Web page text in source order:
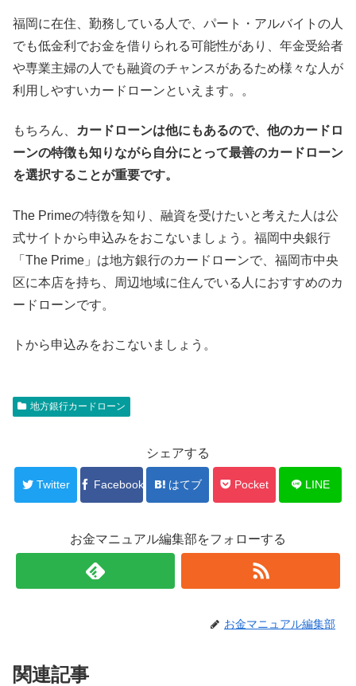
福岡に在住、勤務している人で、パート・アルバイトの人
でも低金利でお金を借りられる可能性があり、年金受給者
や専業主婦の人でも融資のチャンスがあるため様々な人が
利用しやすいカードローンといえます。。
もちろん、
カードローンは他にもあるので、他のカードロ
ーンの特徴も知りながら自分にとって最善のカードローン
を選択することが重要です。
The Primeの特徴を知り、融資を受けたいと考えた人は公
式サイトから申込みをおこないましょう。福岡中央銀行
「The Prime」は地方銀行のカードローンで、福岡市中央
区に本店を持ち、周辺地域に住んでいる人におすすめのカ
ードローンです。
トから申込みをおこないましょう。
地方銀行カードローン
シェアする
Twitter Facebook はてブ Pocket LINE
お金マニュアル編集部をフォローする
お金マニュアル編集部
関連記事